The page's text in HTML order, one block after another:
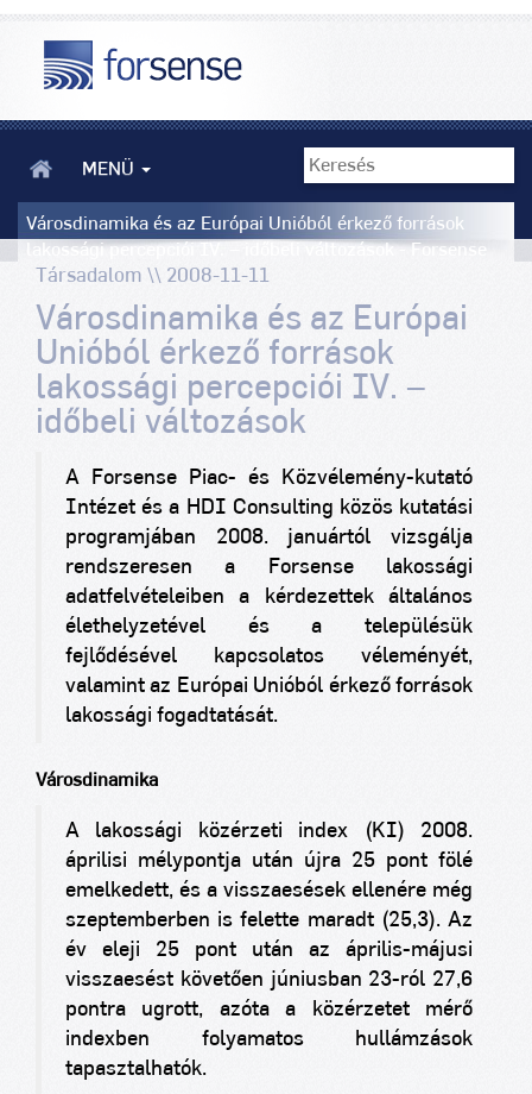
MENÜ
Városdinamika és az Európai Unióból érkező források
lakossági percepciói IV. – időbeli változások - Forsense
Társadalom \\ 2008-11-11
Városdinamika és az Európai
Unióból érkező források
lakossági percepciói IV. –
időbeli változások
A Forsense Piac- és Közvélemény-kutató
Intézet és a HDI Consulting közös kutatási
programjában 2008. januártól vizsgálja
rendszeresen a Forsense lakossági
adatfelvételeiben a kérdezettek általános
élethelyzetével és a településük
fejlődésével kapcsolatos véleményét,
valamint az Európai Unióból érkező források
lakossági fogadtatását.
Városdinamika
A lakossági közérzeti index (KI) 2008.
áprilisi mélypontja után újra 25 pont fölé
emelkedett, és a visszaesések ellenére még
szeptemberben is felette maradt (25,3). Az
év eleji 25 pont után az április-májusi
visszaesést követően júniusban 23-ról 27,6
pontra ugrott, azóta a közérzetet mérő
indexben folyamatos hullámzások
tapasztalhatók.